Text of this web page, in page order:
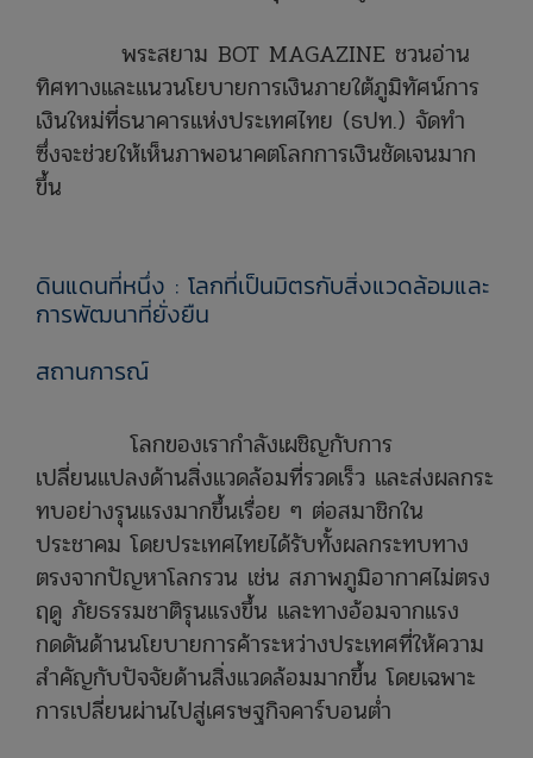
พระสยาม BOT MAGAZINE ชวนอ่าน
ทิศทางและแนวนโยบายการเงินภายใต้ภูมิทัศน์การ
เงินใหม่ที่ธนาคารแห่งประเทศไทย (ธปท.) จัดทำ
ซึ่งจะช่วยให้เห็นภาพอนาคตโลกการเงินชัดเจนมาก
ขึ้น
ดินแดนที่หนึ่ง : โลกที่เป็นมิตรกับสิ่งแวดล้อมและ
การพัฒนาที่ยั่งยืน
สถานการณ์
โลกของเรากำลังเผชิญกับการ
เปลี่ยนแปลงด้านสิ่งแวดล้อมที่รวดเร็ว และส่งผลกระ
ทบอย่างรุนแรงมากขึ้นเรื่อย ๆ ต่อสมาชิกใน
ประชาคม โดยประเทศไทยได้รับทั้งผลกระทบทาง
ตรงจากปัญหาโลกรวน เช่น สภาพภูมิอากาศไม่ตรง
ฤดู ภัยธรรมชาติรุนแรงขึ้น และทางอ้อมจากแรง
กดดันด้านนโยบายการค้าระหว่างประเทศที่ให้ความ
สำคัญกับปัจจัยด้านสิ่งแวดล้อมมากขึ้น โดยเฉพาะ
การเปลี่ยนผ่านไปสู่เศรษฐกิจคาร์บอนต่ำ